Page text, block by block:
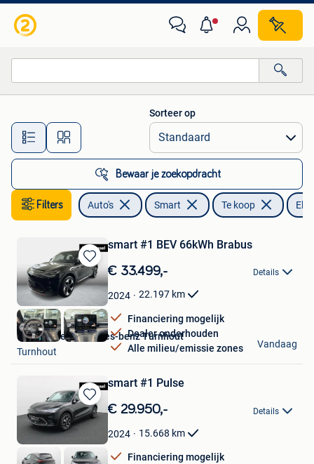
Alle afstanden…
Sorteer op
Bewaar je zoekopdracht
Filters Auto's Smart Te koop
Bewaren
in
Favorieten
smart #1 BEV 66kWh Brabus
€ 33.499,- Details
2024 22.197 km
Financiering mogelijk
Dealer onderhouden
Alle milieu/emissie zones
Van Mossel Mercedes-benz Turnhout
Turnhout
Vandaag
Bewaren
in
Mijn
Favorieten
smart #1 Pulse
€ 29.950,- Details
2024 15.668 km
Financiering mogelijk